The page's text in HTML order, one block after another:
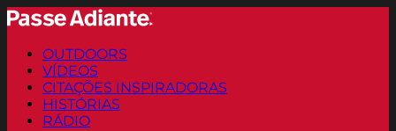
OUTDOORS
VÍDEOS
CITAÇÕES INSPIRADORAS
HISTÓRIAS
RÁDIO